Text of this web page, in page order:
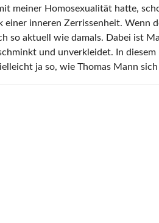
meiner Homosexualität hatte,
inneren Zerrissenheit.
so aktuell wie damals. Dabei ist
und unverkleidet. In
ja so, wie Thomas Mann